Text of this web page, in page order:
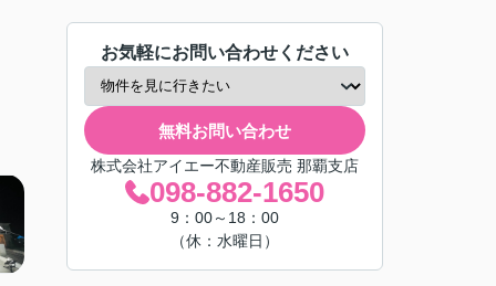
お気軽にお問い合わせください
無料お問い合わせ
株式会社アイエー不動産販売 那覇支店
098-882-1650
9：00～18：00
（休：水曜日）